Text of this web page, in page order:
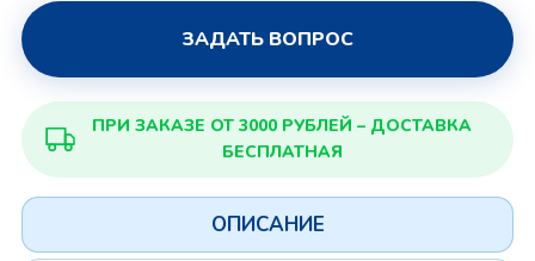
ЗАДАТЬ ВОПРОС
ПРИ ЗАКАЗЕ ОТ 3000 РУБЛЕЙ – ДОСТАВКА
БЕСПЛАТНАЯ
ОПИСАНИЕ